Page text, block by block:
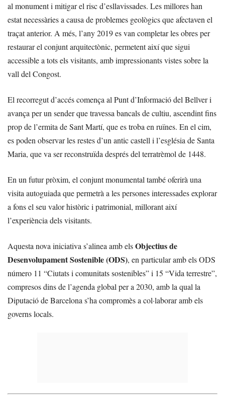
al monument i mitigar el risc d’esllavissades. Les millores han
estat necessàries a causa de problemes geològics que afectaven el
traçat anterior. A més, l’any 2019 es van completar les obres per
restaurar el conjunt arquitectònic, permetent així que sigui
accessible a tots els visitants, amb impressionants vistes sobre la
vall del Congost.
El recorregut d’accés comença al Punt d’Informació del Bellver i
avança per un sender que travessa bancals de cultiu, ascendint fins
prop de l’ermita de Sant Martí, que es troba en ruïnes. En el cim,
es poden observar les restes d’un antic castell i l’església de Santa
Maria, que va ser reconstruïda després del terratrèmol de 1448.
En un futur pròxim, el conjunt monumental també oferirà una
visita autoguiada que permetrà a les persones interessades explorar
a fons el seu valor històric i patrimonial, millorant així
l’experiència dels visitants.
Aquesta nova iniciativa s’alinea amb elsObjectius de
Desenvolupament Sostenible (ODS), en particular amb els ODS
número 11 “Ciutats i comunitats sostenibles” i 15 “Vida terrestre”,
compresos dins de l’agenda global per a 2030, amb la qual la
Diputació de Barcelona s’ha compromès a col·laborar amb els
governs locals.